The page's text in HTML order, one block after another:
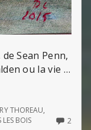
Sean Penn,
ou la vie …
THOREAU,
BOIS 2